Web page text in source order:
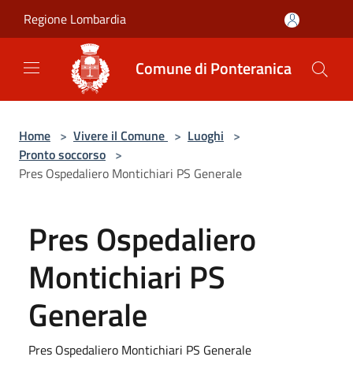
Regione Lombardia
Comune di Ponteranica
Home > Vivere il Comune > Luoghi >
Pronto soccorso >
Pres Ospedaliero Montichiari PS Generale
Pres Ospedaliero
Montichiari PS
Generale
Pres Ospedaliero Montichiari PS Generale